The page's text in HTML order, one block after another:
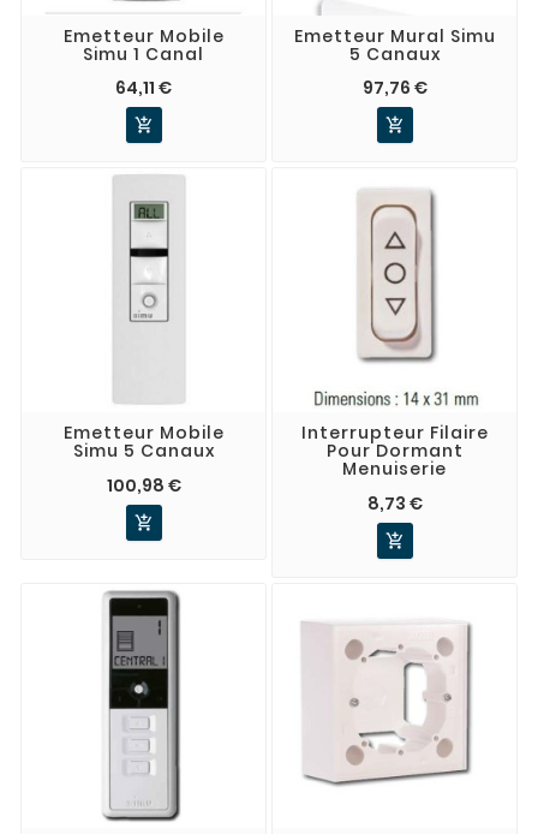
Emetteur Mobile
Simu 1 Canal
64,11 €

Emetteur Mural Simu
5 Canaux
97,76 €

Emetteur Mobile
Simu 5 Canaux
100,98 €

Interrupteur Filaire
Pour Dormant
Menuiserie
8,73 €
